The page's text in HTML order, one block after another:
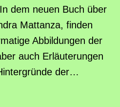
dem neuen Buch über
Mattanza, finden
Abbildungen der
auch Erläuterungen
der…